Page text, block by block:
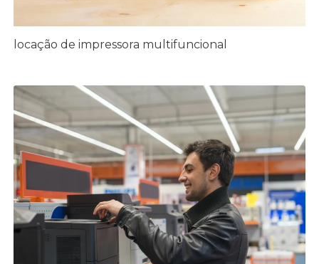
locação de impressora multifuncional